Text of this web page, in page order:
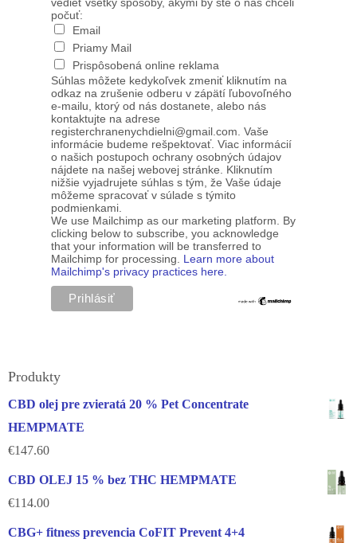
počuť:
Email
Priamy Mail
Prispôsobená online reklama
Súhlas môžete kedykoľvek zmeniť kliknutím na
odkaz na zrušenie odberu v zápätí ľubovoľného
e-mailu, ktorý od nás dostanete, alebo nás
kontaktujte na adrese
registerchranenychdielni@gmail.com. Vaše
informácie budeme rešpektovať. Viac informácií
o našich postupoch ochrany osobných údajov
nájdete na našej webovej stránke. Kliknutím
nižšie vyjadrujete súhlas s tým, že Vaše údaje
môžeme spracovať v súlade s týmito
podmienkami.
We use Mailchimp as our marketing platform. By
clicking below to subscribe, you acknowledge
that your information will be transferred to
Mailchimp for processing. Learn more about
Mailchimp's privacy practices here.
Produkty
CBD olej pre zvieratá 20 % Pet Concentrate
HEMPMATE
€147.60
CBD OLEJ 15 % bez THC HEMPMATE
€114.00
CBG+ fitness prevencia CoFIT Prevent 4+4